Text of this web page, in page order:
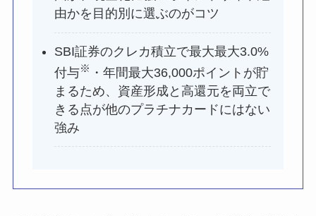
由かを目的別に選ぶのがコツ
SBI証券のクレカ積立で最大最大3.0%
付与※ ・年間最大36,000ポイントが貯
まるため、資産形成と高還元を両立で
きる点が他のプラチナカードにはない
強み